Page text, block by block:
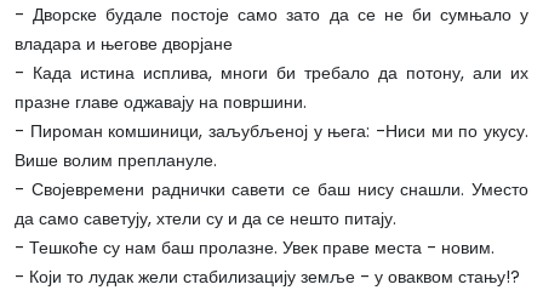
- Дворске будале постоје само зато да се не би сумњало у
владара и његове дворјане
- Када истина исплива, многи би требало да потону, али их
празне главе оджавају на површини.
- Пироман комшиници, заљубљеној у њега: -Ниси ми по укусу.
Више волим преплануле.
- Својевремени раднички савети се баш нису снашли. Уместо
да само саветују, хтели су и да се нешто питају.
- Тешкоће су нам баш пролазне. Увек праве места - новим.
- Који то лудак жели стабилизацију земље - у оваквом стању!?